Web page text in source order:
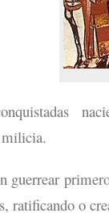
guerrear
ratificando o